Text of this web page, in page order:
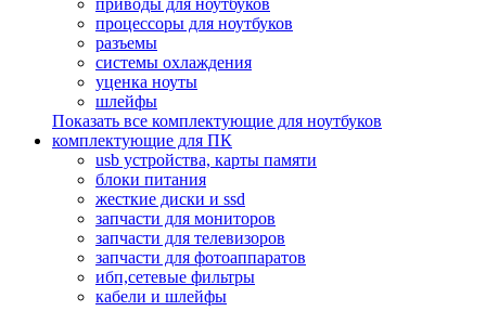
приводы для ноутбуков
процессоры для ноутбуков
разъемы
системы охлаждения
уценка ноуты
шлейфы
Показать все комплектующие для ноутбуков
комплектующие для ПК
usb устройства, карты памяти
блоки питания
жесткие диски и ssd
запчасти для мониторов
запчасти для телевизоров
запчасти для фотоаппаратов
ибп,сетевые фильтры
кабели и шлейфы